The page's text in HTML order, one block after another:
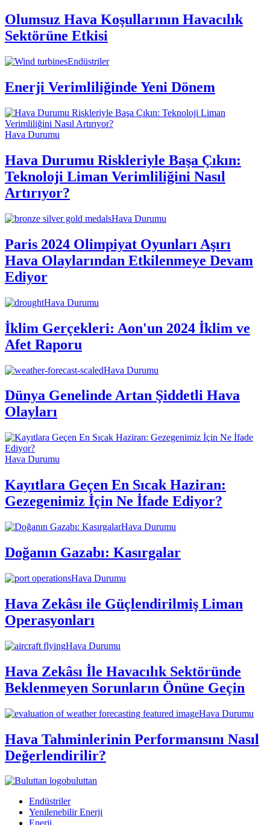
Olumsuz Hava Koşullarının Havacılık
Sektörüne Etkisi
Endüstriler
Enerji Verimliliğinde Yeni Dönem
Hava Durumu
Hava Durumu Riskleriyle Başa Çıkın:
Teknoloji Liman Verimliliğini Nasıl
Artırıyor?
Hava Durumu
Paris 2024 Olimpiyat Oyunları Aşırı
Hava Olaylarından Etkilenmeye Devam
Ediyor
Hava Durumu
İklim Gerçekleri: Aon'un 2024 İklim ve
Afet Raporu
Hava Durumu
Dünya Genelinde Artan Şiddetli Hava
Olayları
Hava Durumu
Kayıtlara Geçen En Sıcak Haziran:
Gezegenimiz İçin Ne İfade Ediyor?
Hava Durumu
Doğanın Gazabı: Kasırgalar
Hava Durumu
Hava Zekâsı ile Güçlendirilmiş Liman
Operasyonları
Hava Durumu
Hava Zekâsı İle Havacılık Sektöründe
Beklenmeyen Sorunların Önüne Geçin
Hava Durumu
Hava Tahminlerinin Performansını Nasıl
Değerlendirilir?
buluttan
Endüstriler
Yenilenebilir Enerji